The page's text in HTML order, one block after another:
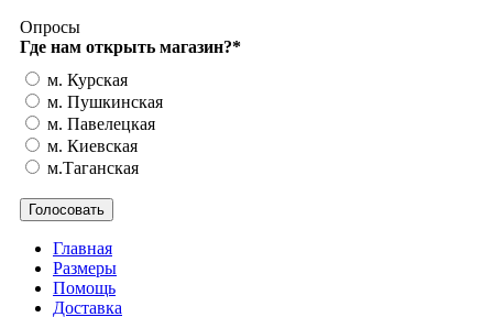
Опросы
Где нам открыть магазин?*
м. Курская
м. Пушкинская
м. Павелецкая
м. Киевская
м.Таганская
Главная
Размеры
Помощь
Доставка